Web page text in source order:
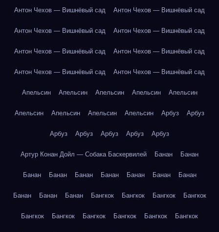
Антон Чехов — Вишнёвый сад Антон Чехов — Вишнёвый сад
Антон Чехов — Вишнёвый сад Антон Чехов — Вишнёвый сад
Антон Чехов — Вишнёвый сад Антон Чехов — Вишнёвый сад
Антон Чехов — Вишнёвый сад Антон Чехов — Вишнёвый сад
Апельсин Апельсин Апельсин Апельсин Апельсин
Апельсин Апельсин Апельсин Апельсин Арбуз Арбуз
Арбуз Арбуз Арбуз Арбуз Арбуз
Артур Конан Дойл — Собака Баскервилей Банан Банан
Банан Банан Банан Банан Банан Банан Банан
Банан Банан Банан Бангкок Бангкок Бангкок Бангкок
Бангкок Бангкок Бангкок Бангкок Бангкок Бангкок